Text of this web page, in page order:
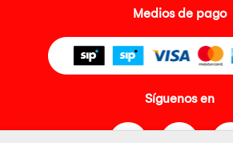
Medios de pago
Síguenos en